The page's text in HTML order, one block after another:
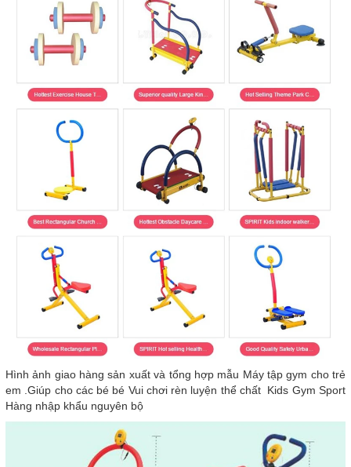
Hình ảnh giao hàng sản xuất và tổng hợp mẫu Máy tập gym cho trẻ
em .Giúp cho các bé bé Vui chơi rèn luyện thể chất Kids Gym Sport
Hàng nhập khẩu nguyên bộ